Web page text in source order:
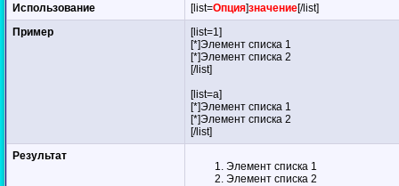
Использование [list=Опция]значение[/list]
Пример
[list=1]
[*]Элемент списка 1
[*]Элемент списка 2
[/list]
[list=a]
[*]Элемент списка 1
[*]Элемент списка 2
[/list]
Результат
Элемент списка 1
Элемент списка 2